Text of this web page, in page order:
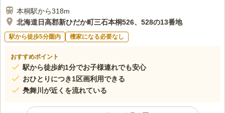
本桐駅から318m
北海道日高郡新ひだか町三石本桐526、528の13番地
駅から徒歩5分圏内 檀家になる必要なし
おすすめポイント
駅から徒歩約1分でお子様連れでも安心
おひとりにつき1区画利用できる
鳧舞川が近くを流れている